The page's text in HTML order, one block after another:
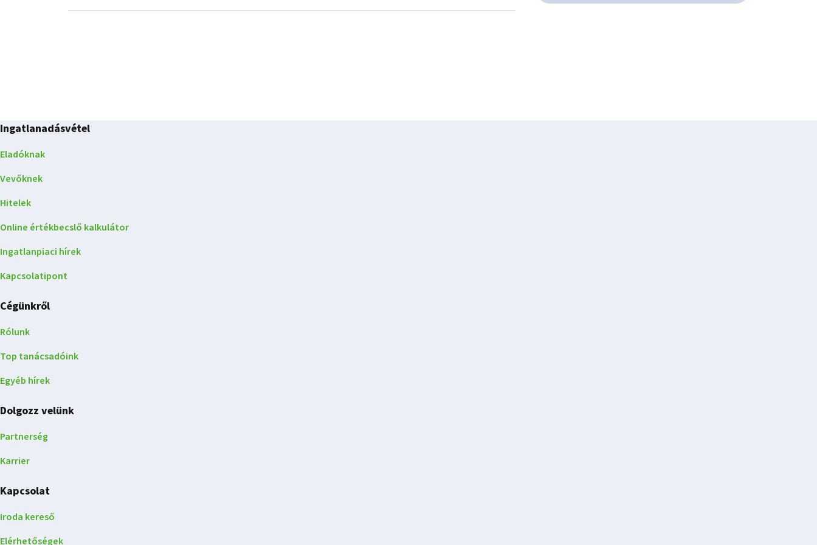
Ingatlanadásvétel
Eladóknak
Vevőknek
Hitelek
Online értékbecslő kalkulátor
Ingatlanpiaci hírek
Kapcsolatipont
Cégünkről
Rólunk
Top tanácsadóink
Egyéb hírek
Dolgozz velünk
Partnerség
Karrier
Kapcsolat
Iroda kereső
Elérhetőségek